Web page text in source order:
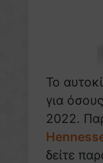
Το
για
2022.
δείτε